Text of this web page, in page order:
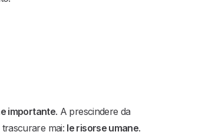
importante. A prescindere da
mai: le risorse umane.